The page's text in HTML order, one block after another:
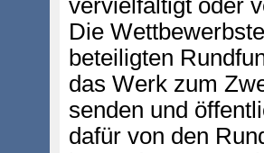
vervielfältigt oder
Die
beteiligten
das Werk zum
senden und
dafür von den